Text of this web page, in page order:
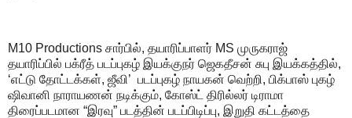
M10 Productions சார்பில், தயாரிப்பாளர் MS முருகராஜ்
தயாரிப்பில் பக்ரீத் படப்புகழ் இயக்குநர் ஜெகதீசன் சுபு இயக்கத்தில்,
‘எட்டு தோட்டக்கள், ஜீவி’ படப்புகழ் நாயகன் வெற்றி, பிக்பாஸ் புகழ்
ஷிவானி நாராயணன் நடிக்கும், கோஸ்ட் திரில்லர் டிராமா
திரைப்படமான “இரவு” படத்தின் படப்பிடிப்பு, இறுதி கட்டத்தை